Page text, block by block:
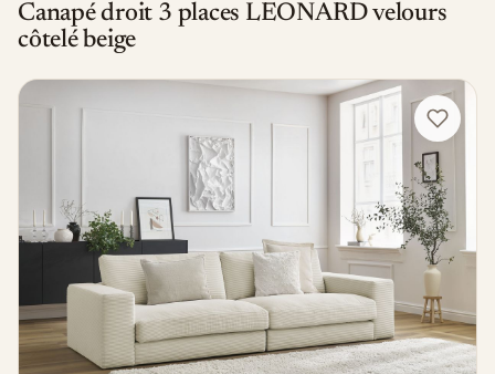
Canapé droit 3 places LEONARD velours
côtelé beige